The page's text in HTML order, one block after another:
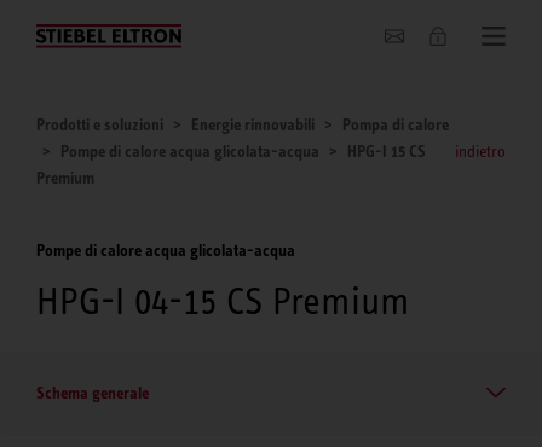
Chi siamo
Prodotti e soluzioni Energie rinnovabili
Pompa di calore
Pompe di calore acqua glicolata-acqua
HPG-I 15 CS
Premium
indietro
Pompe di calore acqua glicolata-acqua
HPG-I 04-15 CS Premium
Schema generale